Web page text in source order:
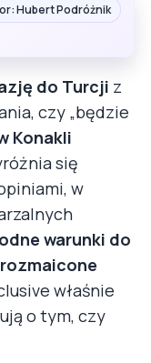
Hubert Podróżnik
do Turcji z
czy „będzie
Konakli
się
w
warunki do
właśnie
o tym, czy